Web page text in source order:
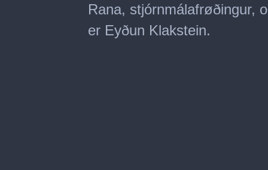
Rana, stjórnmálafrøðingur,
er Eyðun Klakstein.